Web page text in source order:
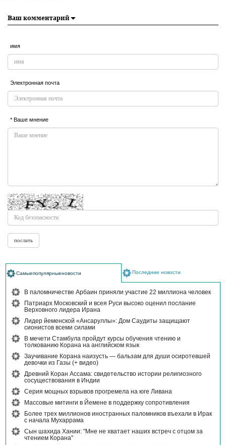
Ваш комментарий
имя
Электронная почта
* Ваше мнение
Самыепопулярныеновости Последние новости
В паломничестве Арбаин приняли участие 22 миллиона человек
Патриарх Московский и всея Руси высоко оценил послание
Верховного лидера Ирана
Лидер йеменской «Ансаруллы»: Дом Саудиты защищают
сионистов всеми силами
В мечети Стамбула пройдут курсы обучения чтению и
толкованию Корана на английском язык
Заучивание Корана наизусть — бальзам для души осиротевшей
девочки из Газы (+ видео)
Древний Коран Ассама: свидетельство истории религиозного
сосуществования в Индии
Серия мощных взрывов прогремела на юге Ливана
Массовые митинги в Йемене в поддержку сопротивления
Более трех миллионов иностранных паломников въехали в Ирак
с начала Мухаррама
Сын шахида Хании: "Мне не хватает наших встреч с отцом за
чтением Корана"